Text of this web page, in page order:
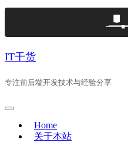
Skip
IT干货
专注前后端开发技术与经验分享
Home
关于本站